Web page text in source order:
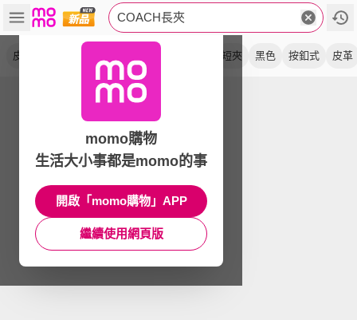
COACH長夾
皮夾 短夾 黑色 按釦式 皮革
momo購物
生活大小事都是momo的事
開啟「momo購物」APP
繼續使用網頁版